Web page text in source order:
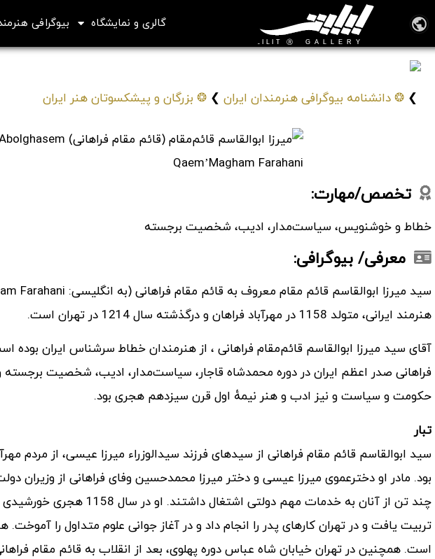
گالری و نمایشگاه بیوگرافی
❯ ❂ دانشنامه بیوگرافی هنرمندان ایران ❯ ❂ بزرگان و پیشکسوتان هنر ایران
تخصص/مهارت:
خطاط و خوشنویس، سیاست‌مدار، ادیب، شخصیت برجسته
معرفی/ بیوگرافی:
هنرمند ایرانی، متولد 1158 در مهرآباد فراهان و درگذشته سال 1214 در تهران است.
آقای سید میرزا ابوالقاسم قائم‌مقام فراهانی ، از هنرمندان خطاط سرشناس ایران
فراهانی صدر اعظم ایران در دوره محمدشاه قاجار، سیاست‌مدار، ادیب، شخصیت برجسته و
حکومت و سیاست و نیز ادب و هنر نیمهٔ اول قرن سیزدهم هجری بود.
تبار
سید ابوالقاسم قائم مقام فراهانی از سیدهای فرزند سیدالوزراء میرزا عیسی، از مردم
بود. مادر او دخترعموی میرزا عیسی و دختر میرزا محمدحسین وفای فراهانی از وزیران
چند تن از آنان به خدمات مهم
تربیت یافت و در تهران کارهای پدر را انجام داد و در آغاز جوانی علوم متداول را آموخت.
است. همچنین در تهران خیابان شاه عباس دوره پهلوی، بعد از انقلاب به قائم مقام